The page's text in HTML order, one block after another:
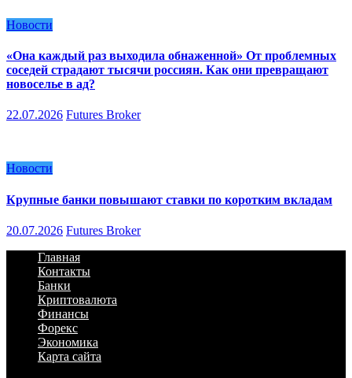
Новости
«Она каждый раз выходила обнаженной» От проблемных
соседей страдают тысячи россиян. Как они превращают
новоселье в ад?
22.07.2026 Futures Broker
Новости
Крупные банки повышают ставки по коротким вкладам
20.07.2026 Futures Broker
Главная
Контакты
Банки
Криптовалюта
Финансы
Форекс
Экономика
Карта сайта